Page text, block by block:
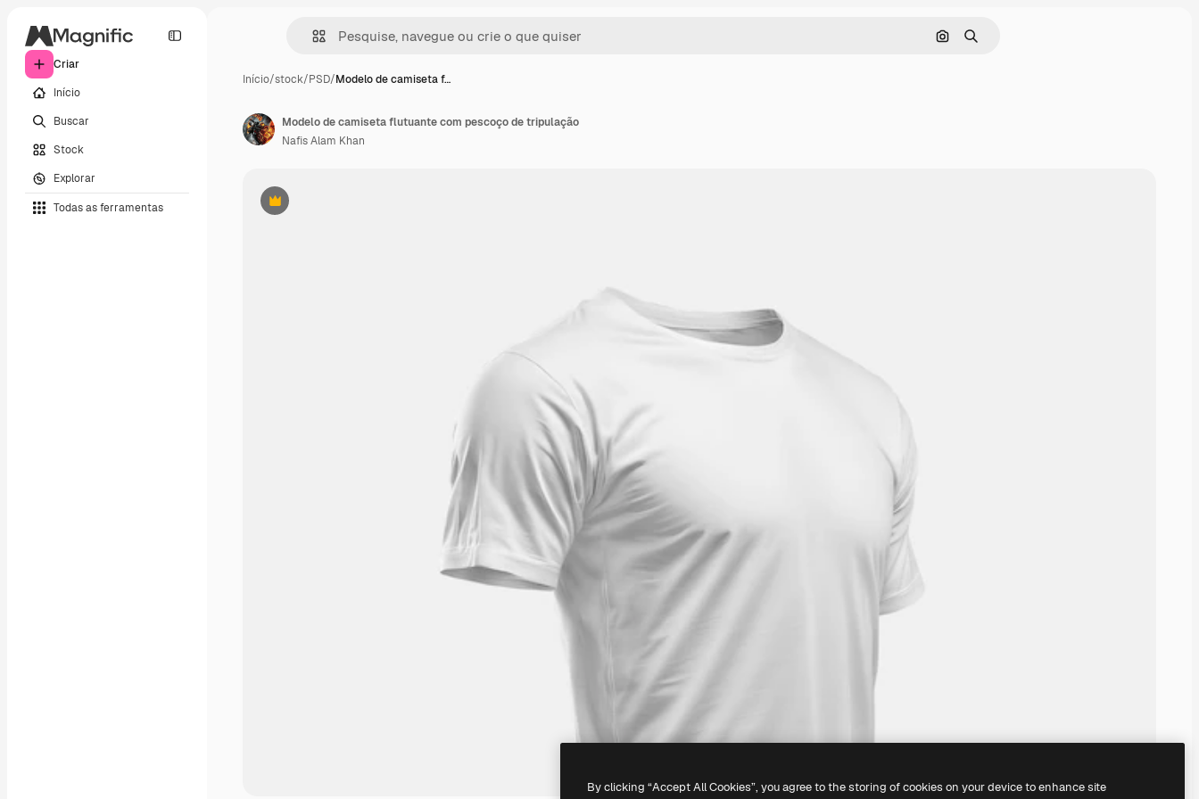
Criar
Início
Buscar
Stock
Explorar
Todas as ferramentas
Pesquisar por imagem
Buscar
Início/stock/PSD/Modelo de camiseta f…
Premium
Modelo de camiseta flutuante com pescoço de tripulação
Nafis Alam Khan
By clicking “Accept All Cookies”, you agree to the storing of cookies on your device to enhance site